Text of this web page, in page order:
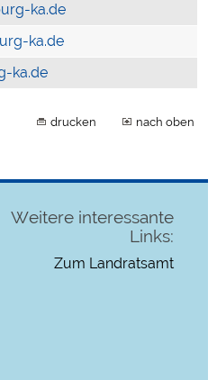
ka.de
ka.de
ka.de
drucken nach oben
Weitere interessante
Links:
Zum Landratsamt